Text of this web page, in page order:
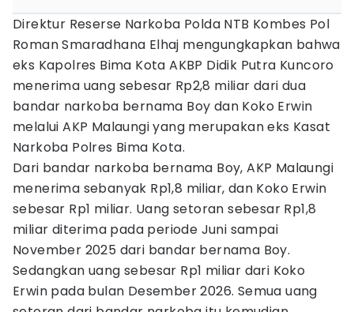
Direktur Reserse Narkoba Polda NTB Kombes Pol
Roman Smaradhana Elhaj mengungkapkan bahwa
eks Kapolres Bima Kota AKBP Didik Putra Kuncoro
menerima uang sebesar Rp2,8 miliar dari dua
bandar narkoba bernama Boy dan Koko Erwin
melalui AKP Malaungi yang merupakan eks Kasat
Narkoba Polres Bima Kota.
Dari bandar narkoba bernama Boy, AKP Malaungi
menerima sebanyak Rp1,8 miliar, dan Koko Erwin
sebesar Rp1 miliar. Uang setoran sebesar Rp1,8
miliar diterima pada periode Juni sampai
November 2025 dari bandar bernama Boy.
Sedangkan uang sebesar Rp1 miliar dari Koko
Erwin pada bulan Desember 2026. Semua uang